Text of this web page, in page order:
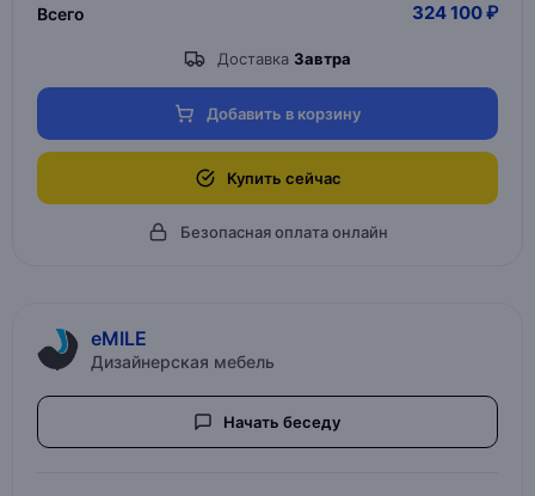
Всего 324 100 ₽
Доставка Завтра
Добавить в корзину
Купить сейчас
Безопасная оплата онлайн
eMILE
Дизайнерская мебель
Начать беседу